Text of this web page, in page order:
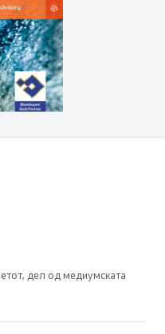
дел од медиумската